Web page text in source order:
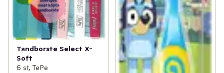
Tandborste Select X-
Soft
6 st, TePe